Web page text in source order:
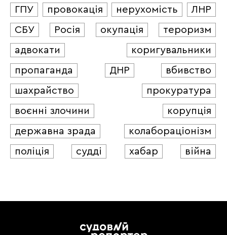
ГПУ
провокація нерухомість
ЛНР
СБУ
Росія окупація
тероризм
адвокати
коригувальники
пропаганда
ДНР
вбивство
шахрайство
прокуратура
воєнні злочини
корупція
державна зрада
колабораціонізм
поліція
судді хабар війна